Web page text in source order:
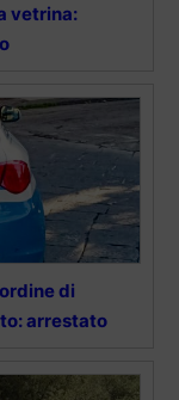
vetrina:
di
arrestato